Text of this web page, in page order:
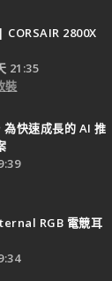
CORSAIR 2800X
21:35
裝
快速成長的 AI 推
RGB 電競耳